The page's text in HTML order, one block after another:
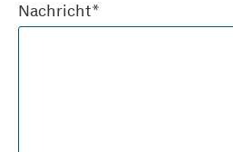
Nachricht*